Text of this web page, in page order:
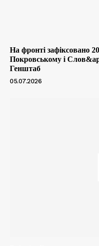
На фронті зафіксовано
Покровському і
Генштаб
05.07.2026